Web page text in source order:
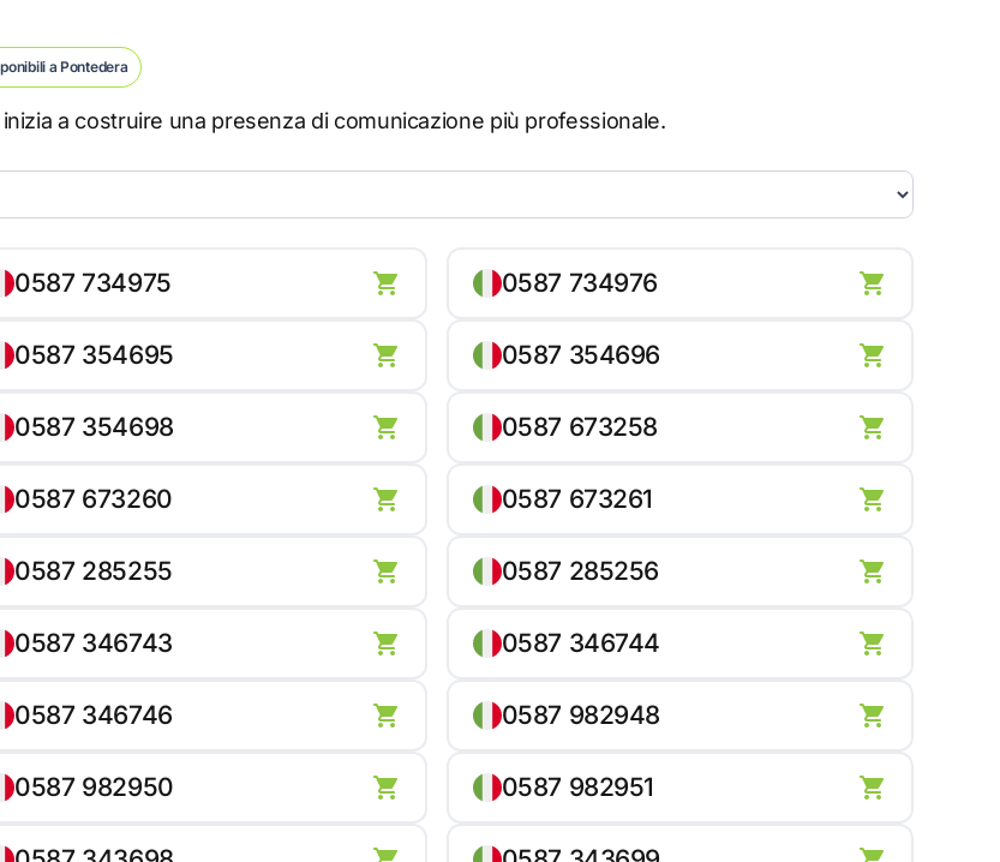
a Pontedera
a costruire una presenza di comunicazione più professionale.
0587 734975
0587 354695
0587 354698
0587 673260
0587 285255
0587 346743
0587 346746
0587 982950
0587 734976
0587 354696
0587 673258
0587 673261
0587 285256
0587 346744
0587 982948
0587 982951